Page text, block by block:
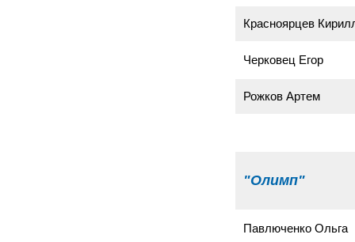
Красноярцев
Черковец Егор
Рожков Артем
"Олимп"
Павлюченко Ольга